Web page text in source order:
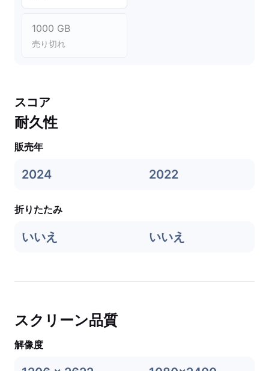
1000 GB
売り切れ
スコア
耐久性
販売年
2024 2022
折りたたみ
いいえ いいえ
スクリーン品質
解像度